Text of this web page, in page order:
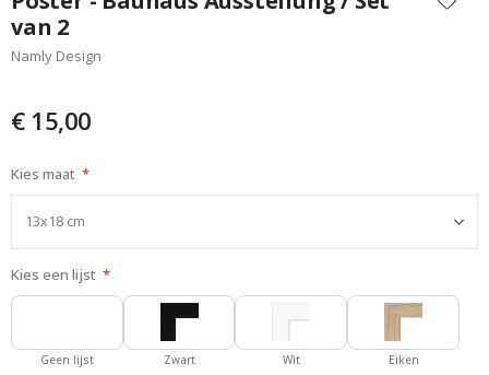
het
begin
van
gallerij
van 2
Namly Design
€ 15,00
Kies maat
Kies een lijst
Geen lijst Zwart Wit Eiken